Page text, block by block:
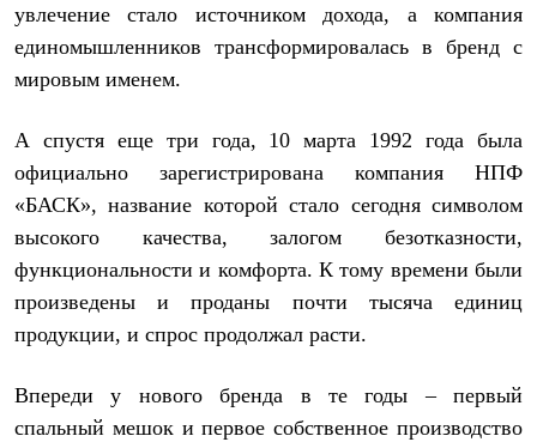
Тенты
Аксессуары для палаток
Экспедиционные
Альпинистские
Городские
Аксессуары для рюкзаков
Спальные мешки
Комбинированные
С синтетическим утеплителем
Сумки и баулы
Баулы
Сумки
Гермомешки
Полезные аксессуары
увлечение стало источником дохода, а компания
единомышленников трансформировалась в бренд с
мировым именем.
А спустя еще три года, 10 марта 1992 года была
официально зарегистрирована компания НПФ
«БАСК», название которой стало сегодня символом
высокого качества, залогом безотказности,
функциональности и комфорта. К тому времени были
произведены и проданы почти тысяча единиц
продукции, и спрос продолжал расти.
Впереди у нового бренда в те годы – первый
спальный мешок и первое собственное производство